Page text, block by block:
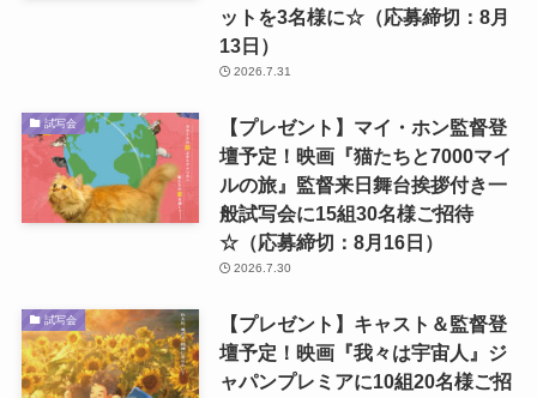
ットを3名様に☆（応募締切：8月
13日）
2026.7.31
試写会
【プレゼント】マイ・ホン監督登
壇予定！映画『猫たちと7000マイ
ルの旅』監督来日舞台挨拶付き一
般試写会に15組30名様ご招待
☆（応募締切：8月16日）
2026.7.30
試写会
【プレゼント】キャスト＆監督登
壇予定！映画『我々は宇宙人』ジ
ャパンプレミアに10組20名様ご招